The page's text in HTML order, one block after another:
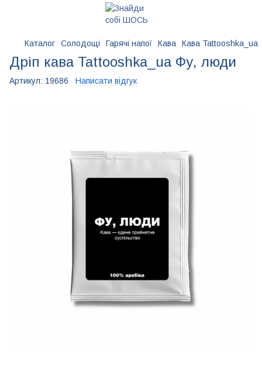
Каталог Солодощі Гарячі напої Кава Кава Tattooshka_ua
Дріп кава Tattooshka_ua Фу, люди
Артикул: 19686 Написати відгук